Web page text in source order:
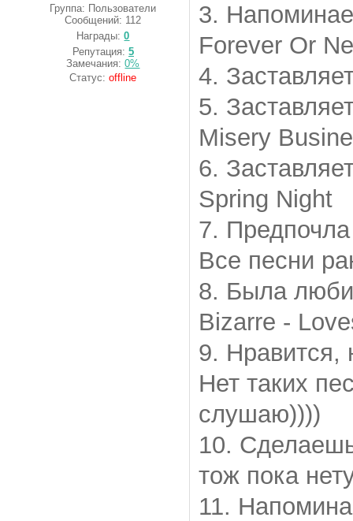
Группа: Пользователи
Сообщений: 112
Награды:0
Репутация: 5
Замечания:0%
Статус:offline
3.
Forever Or
4.
5.
Misery
6.
Spring Night
7.
Все песни
8. Была
Bizarre -
9. Нравится,
Нет таких
слушаю))))
10.
тож пока
11.